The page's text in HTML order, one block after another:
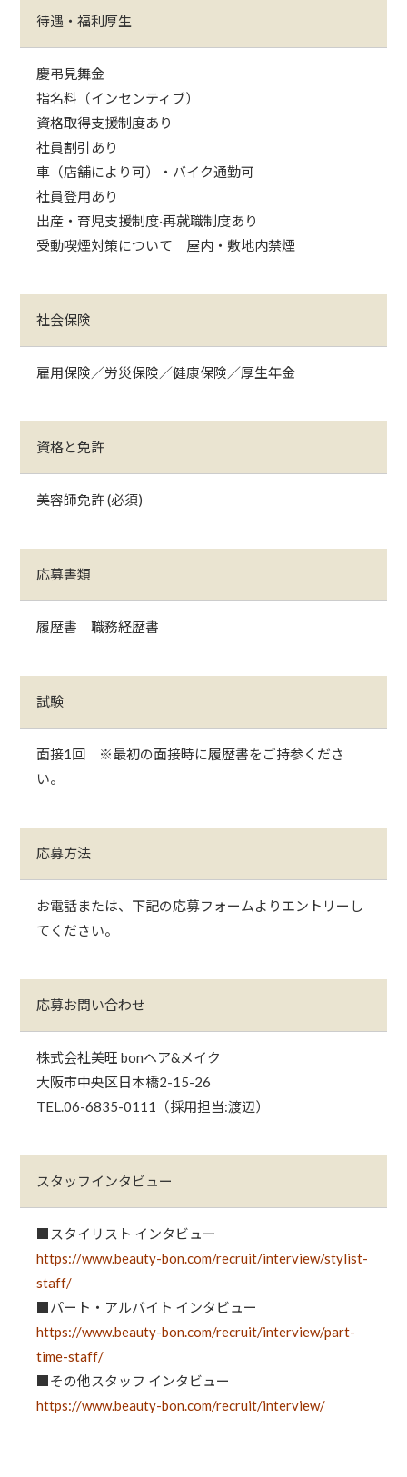
待遇・福利厚生
慶弔見舞金
指名料（インセンティブ）
資格取得支援制度あり
社員割引あり
車（店舗により可）・バイク通勤可
社員登用あり
出産・育児支援制度·再就職制度あり
受動喫煙対策について 屋内・敷地内禁煙
社会保険
雇用保険／労災保険／健康保険／厚生年金
資格と免許
美容師免許 (必須)
応募書類
履歴書 職務経歴書
試験
面接1回 ※最初の面接時に履歴書をご持参くださ
い。
応募方法
お電話または、下記の応募フォームよりエントリーし
てください。
応募お問い合わせ
株式会社美旺 bonヘア&メイク
大阪市中央区日本橋2-15-26
TEL.06-6835-0111（採用担当:渡辺）
スタッフインタビュー
■スタイリスト インタビュー
https://www.beauty-bon.com/recruit/interview/stylist-
staff/
■パート・アルバイト インタビュー
https://www.beauty-bon.com/recruit/interview/part-
time-staff/
■その他スタッフ インタビュー
https://www.beauty-bon.com/recruit/interview/